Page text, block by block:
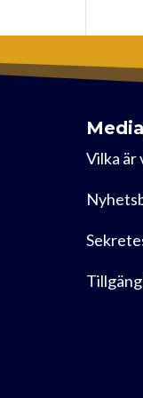
Vilka är